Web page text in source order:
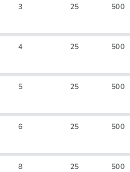
3 25 500
4 25 500
5 25 500
6 25 500
8 25 500